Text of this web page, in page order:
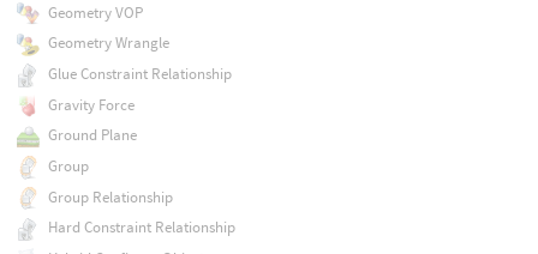
Geometry VOP
Geometry Wrangle
Glue Constraint Relationship
Gravity Force
Ground Plane
Group
Group Relationship
Hard Constraint Relationship